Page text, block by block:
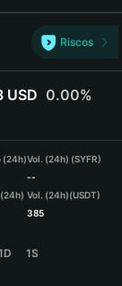
Riscos
USD 0.00%
(24h)Vol. (24h) (SYFR)
--
Vol. (24h)(USDT)
385
1S